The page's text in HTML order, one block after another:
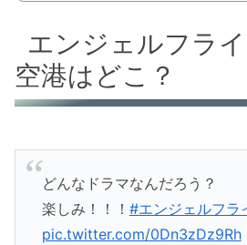
エンジェルフラ
空港はどこ？
どんなドラマなんだろう？
楽しみ！！！ #エンジェルフラ
pic.twitter.com/0Dn3zDz9Rh